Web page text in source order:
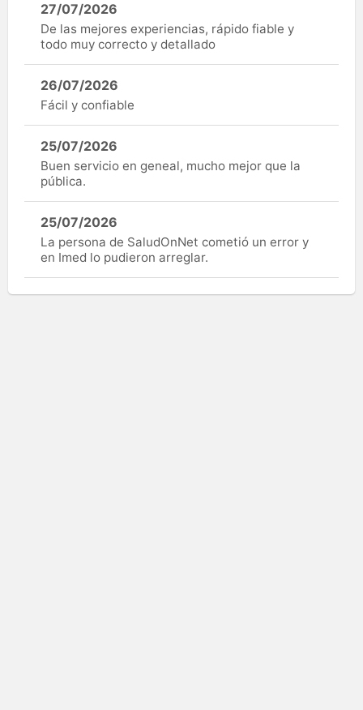
27/07/2026
De las mejores experiencias, rápido fiable y
todo muy correcto y detallado
26/07/2026
Fácil y confiable
25/07/2026
Buen servicio en geneal, mucho mejor que la
pública.
25/07/2026
La persona de SaludOnNet cometió un error y
en Imed lo pudieron arreglar.